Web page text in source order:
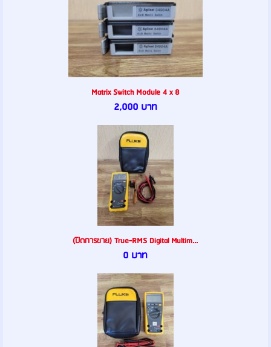
Matrix Switch Module 4 x 8
2,000 บาท
(ปิดการขาย) True-RMS Digital Multim...
0 บาท